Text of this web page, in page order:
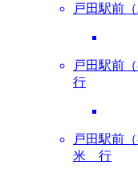
戸田駅前
戸田駅前
行
戸田駅前
米 行